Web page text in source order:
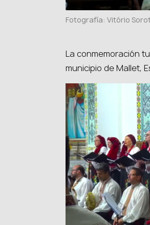
Fotografía: Vitório
La conmemoración
municipio de Mallet,